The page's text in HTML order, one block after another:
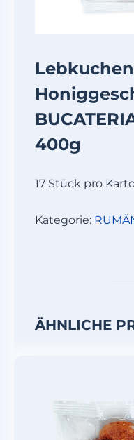
400g
17 Stück pro
Kategorie:
ÄHNLICHE